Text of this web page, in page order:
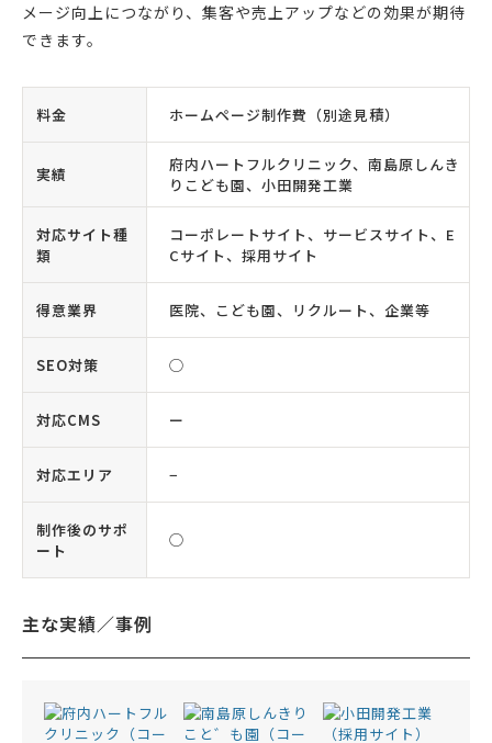
メージ向上につながり、集客や売上アップなどの効果が期待
できます。
料金 ホームページ制作費（別途見積）
実績
府内ハートフルクリニック、南島原しんき
りこども園、小田開発工業
対応サイト種
類
コーポレートサイト、サービスサイト、E
Cサイト、採用サイト
得意業界 医院、こども園、リクルート、企業等
SEO対策 ◯
対応CMS ー
対応エリア −
制作後のサポ
ート
◯
主な実績／事例